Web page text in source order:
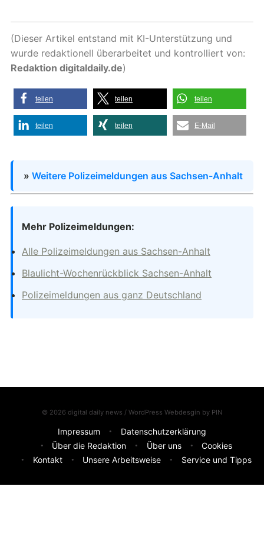
(Dieser Artikel entstand mit KI-Unterstützung und
wurde redaktionell überarbeitet und kontrolliert von:
Redaktion digitaldaily.de)
teilen teilen teilen
teilen teilen E-Mail
» Weitere Polizeimeldungen aus Sachsen-Anhalt
Mehr Polizeimeldungen:
Alle Polizeimeldungen aus Sachsen-Anhalt
Blaulicht-Wochenrückblick Sachsen-Anhalt
Polizeimeldungen aus ganz Deutschland
© 2026 digital daily news / WordPress Webdesgin by PIN
Impressum
Datenschutzerklärung
Über die Redaktion
Über uns
Cookies
Kontakt
Unsere Arbeitsweise Service und Tipps